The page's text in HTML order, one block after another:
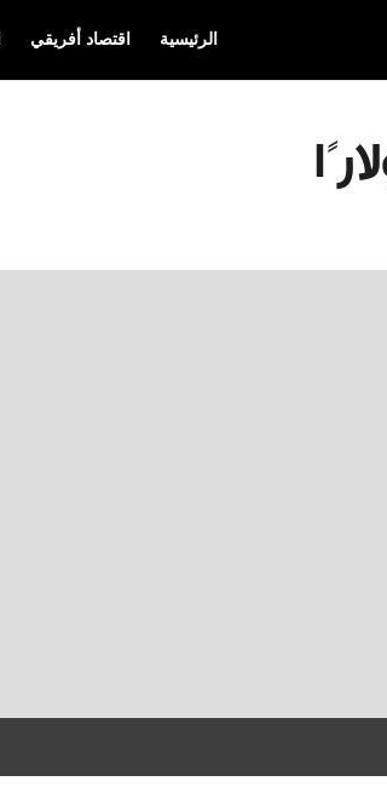
الرئيسية اقتصاد أفريقي